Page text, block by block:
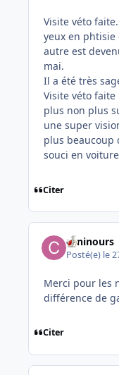
Visite véto
yeux en phtisie
autre est
mai.
Il a été très
Visite véto
plus non plus
une super
plus beaucoup
souci en
Citer
caninours
Posté(e) le
Merci pour les
différence de
Citer